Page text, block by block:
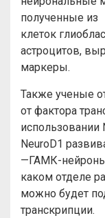
полученные из
клеток
астроцитов,
маркеры.
Также ученые
от фактора
использовании
NeuroD1
—ГАМК-
каком отделе
можно будет
транскрипции.